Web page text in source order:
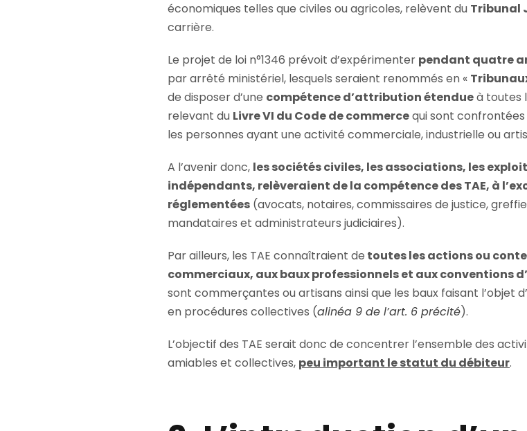
économiques telles que civiles ou agricoles, relèvent du Tribunal
carrière.
Le projet de loi n°1346 prévoit d’expérimenter pendant quatre
par arrêté ministériel, lesquels seraient renommés en «
de disposer d’une compétence d’attribution étendueà toutes
relevant du Livre VI du Code de commercequi sont
les personnes ayant une activité commerciale, industrielle ou
A l’avenir donc, les sociétés civiles, les associations, les
indépendants, relèveraient de la compétence des TAE, à
réglementées (avocats, notaires, commissaires de justice,
mandataires et administrateurs judiciaires).
Par ailleurs, les TAE connaîtraient de toutes les actions ou
commerciaux, aux baux professionnels et aux conventions
sont commerçantes ou artisans ainsi que les baux faisant l’objet
en procédures collectives (alinéa 9 de l’art. 6 précité).
L’objectif des TAE serait donc de concentrer l’ensemble des
amiables et collectives, peu important le statut du débiteur.